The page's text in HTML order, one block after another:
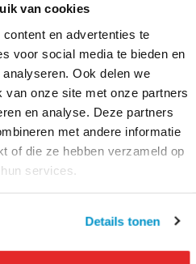
van cookies
en advertenties te
voor social media te bieden en
Ook delen we
van onze site met onze partners
en analyse. Deze partners
met andere informatie
of die ze hebben verzameld op
services.
Details tonen
Kennispodcast
via
gesprekken....